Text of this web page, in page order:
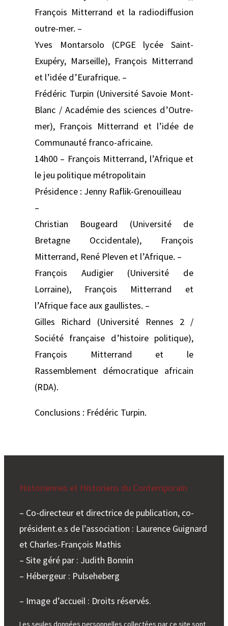
François Mitterrand et la radiodiffusion
outre-mer. –
Yves Montarsolo (CPGE lycée Saint-
Exupéry, Marseille), François Mitterrand
et l’idée d’Eurafrique. –
Frédéric Turpin (Université Savoie Mont-
Blanc / Académie des sciences d’Outre-
mer), François Mitterrand et l’idée de
Communauté franco-africaine.
14h00 – François Mitterrand, l’Afrique et
le jeu politique métropolitain
Présidence : Jenny Raflik-Grenouilleau
–
Christian Bougeard (Université de
Bretagne Occidentale), François
Mitterrand, René Pleven et l’Afrique. –
François Audigier (Université de
Lorraine), François Mitterrand et
l’Afrique face aux gaullistes. –
Gilles Richard (Université Rennes 2 /
Société française d’histoire politique),
François Mitterrand et le
Rassemblement démocratique africain
(RDA).
Conclusions : Frédéric Turpin.
Historiennes et Historiens du Contemporain
– Co-directeur et directrice de publication, co-
président.e.s de l’association : Laurence Guignard
et Charles-François Mathis
– Site géré par : Judith Bonnin
– Hébergeur : Pulseheberg
– Image d’accueil : Droits réservés.